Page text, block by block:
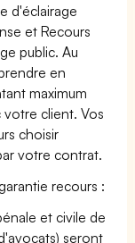
d'éclairage
et Recours
public. Au
en
maximum
votre client. Vos
choisir
votre contrat.
recours :
et civile de
seront